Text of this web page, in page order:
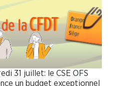
31 juillet: le CSE OFS
un budget exceptionnel